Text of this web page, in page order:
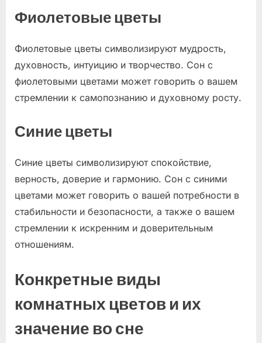
Фиолетовые цветы
Фиолетовые цветы символизируют мудрость,
духовность, интуицию и творчество. Сон с
фиолетовыми цветами может говорить о вашем
стремлении к самопознанию и духовному росту.
Синие цветы
Синие цветы символизируют спокойствие,
верность, доверие и гармонию. Сон с синими
цветами может говорить о вашей потребности в
стабильности и безопасности, а также о вашем
стремлении к искренним и доверительным
отношениям.
Конкретные виды
комнатных цветов и их
значение во сне